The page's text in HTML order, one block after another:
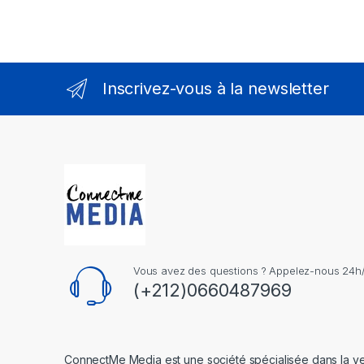
Inscrivez-vous à la newsletter
Vous avez des questions ? Appelez-nous
(+212)0660487969
ConnectMe Media est une société spécialisée dans la